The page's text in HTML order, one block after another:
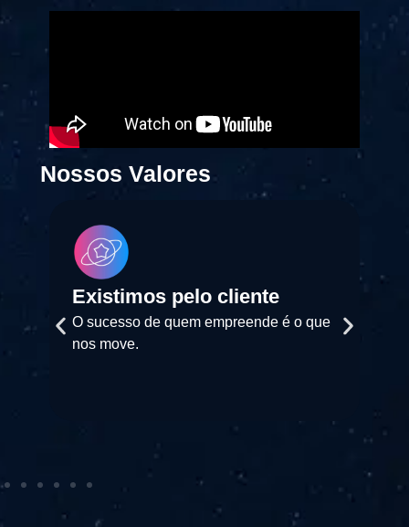
Nossos Valores
Existimos pelo cliente
O sucesso de quem empreende é o que
nos move.